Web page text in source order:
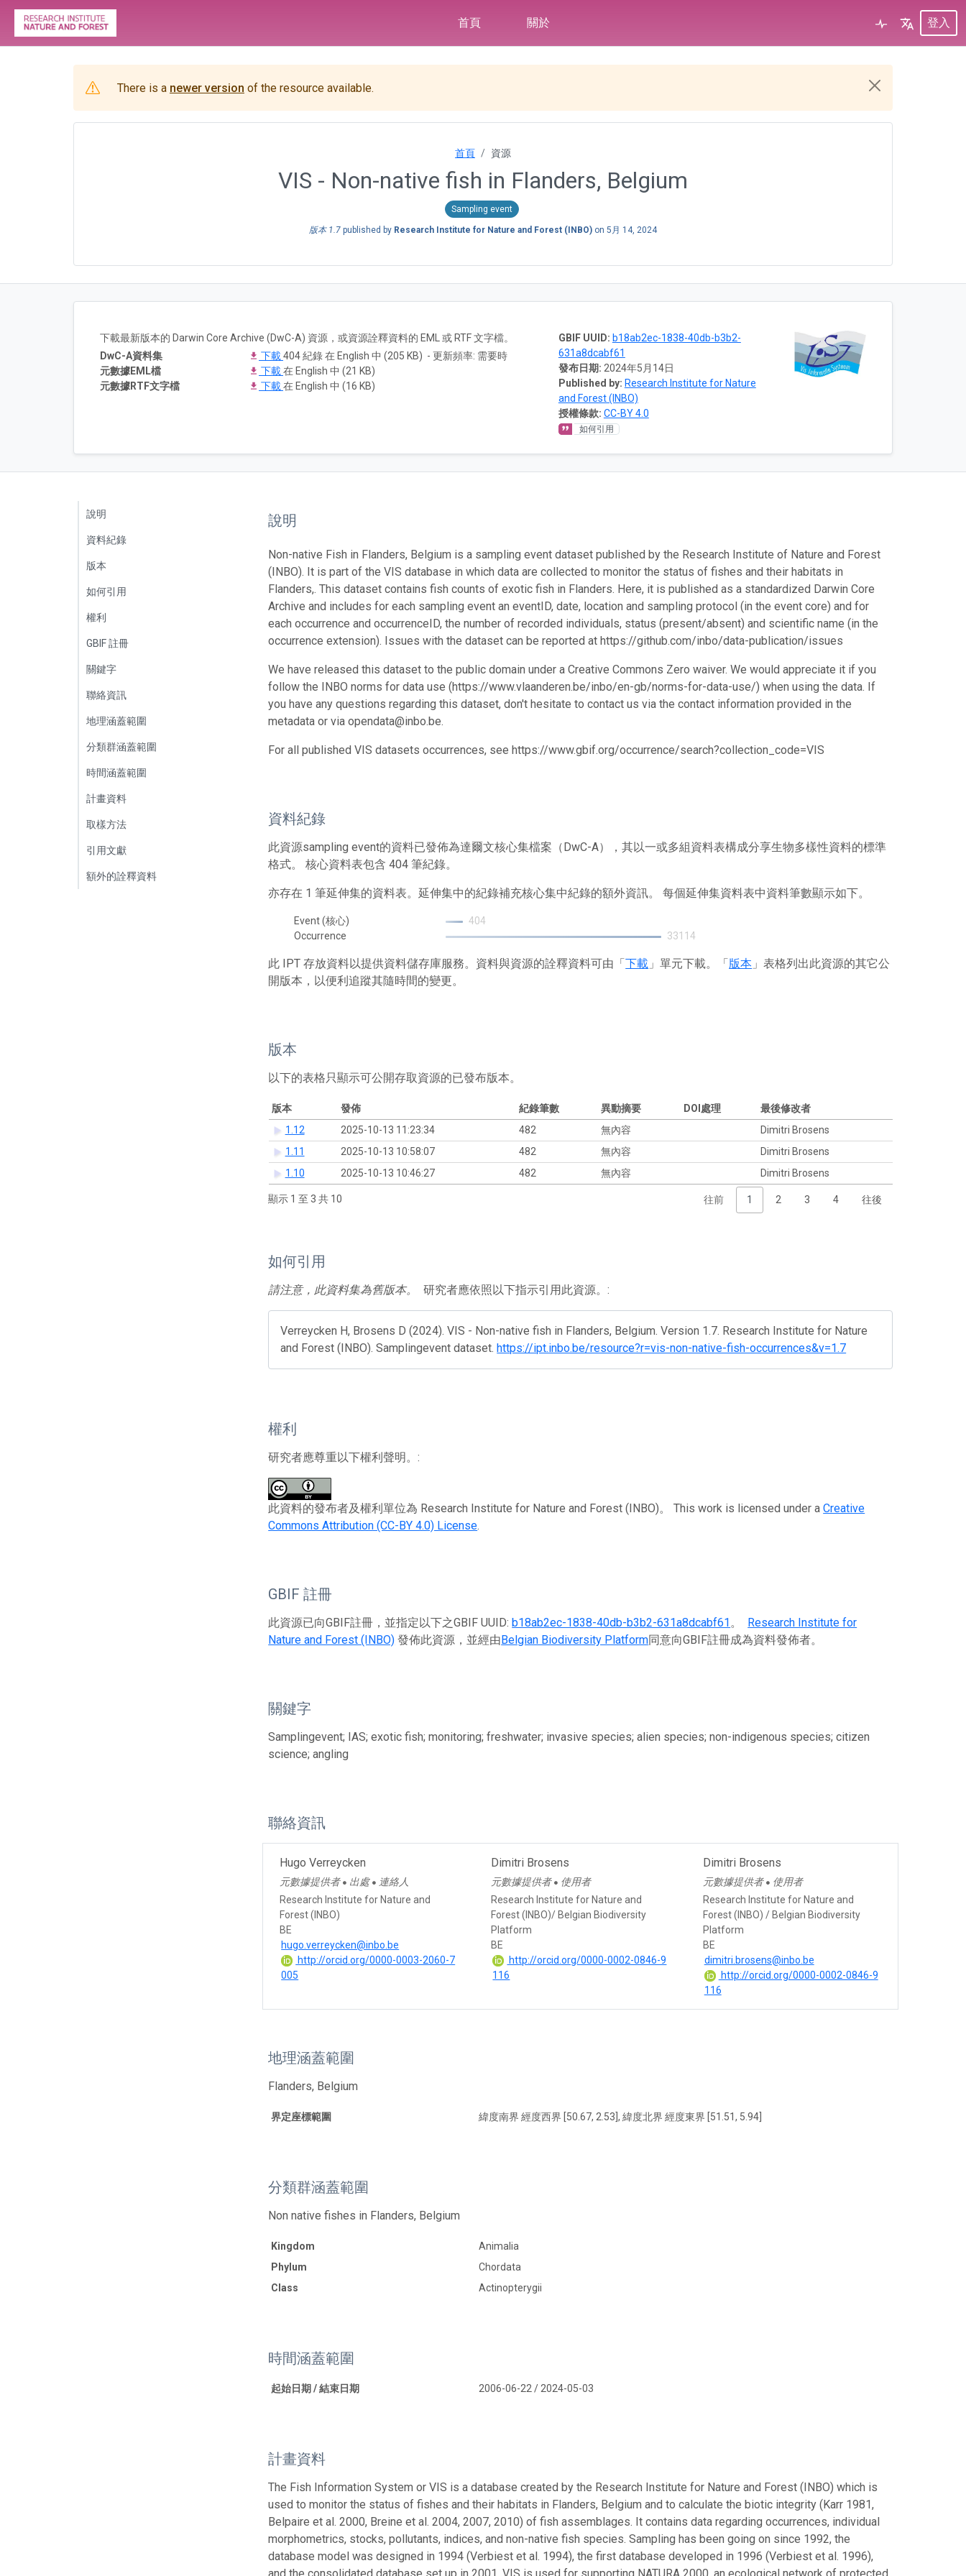
首頁 關於 登入
There is a newer version of the resource available.
首頁 資源
VIS - Non-native fish in Flanders, Belgium
Sampling event
版本 1.7 published by Research Institute for Nature and Forest (INBO) on 5月 14, 2024
GBIF UUID: b18ab2ec-1838-40db-b3b2-
631a8dcabf61
發布日期: 2024年5月14日
Published by: Research Institute for Nature
and Forest (INBO)
授權條款: CC-BY 4.0
如何引用
下載最新版本的 Darwin Core Archive (DwC-A) 資源，或資源詮釋資料的 EML 或 RTF 文字檔。
DwC-A資料集
下載404 紀錄 在 English 中 (205 KB) - 更新頻率: 需要時
元數據EML檔
下載在 English 中 (21 KB)
元數據RTF文字檔
下載在 English 中 (16 KB)
說明
資料紀錄
版本
如何引用
權利
GBIF 註冊
關鍵字
聯絡資訊
地理涵蓋範圍
分類群涵蓋範圍
時間涵蓋範圍
計畫資料
取樣方法
引用文獻
額外的詮釋資料
說明
Non-native Fish in Flanders, Belgium is a sampling event dataset published by the Research Institute of Nature and Forest
(INBO). It is part of the VIS database in which data are collected to monitor the status of fishes and their habitats in
Flanders,. This dataset contains fish counts of exotic fish in Flanders. Here, it is published as a standardized Darwin Core
Archive and includes for each sampling event an eventID, date, location and sampling protocol (in the event core) and for
each occurrence and occurrenceID, the number of recorded individuals, status (present/absent) and scientific name (in the
occurrence extension). Issues with the dataset can be reported at https://github.com/inbo/data-publication/issues
We have released this dataset to the public domain under a Creative Commons Zero waiver. We would appreciate it if you
follow the INBO norms for data use (https://www.vlaanderen.be/inbo/en-gb/norms-for-data-use/) when using the data. If
you have any questions regarding this dataset, don't hesitate to contact us via the contact information provided in the
metadata or via opendata@inbo.be.
For all published VIS datasets occurrences, see https://www.gbif.org/occurrence/search?collection_code=VIS
資料紀錄
此資源sampling event的資料已發佈為達爾文核心集檔案（DwC-A），其以一或多組資料表構成分享生物多樣性資料的標準
格式。 核心資料表包含 404 筆紀錄。
亦存在 1 筆延伸集的資料表。延伸集中的紀錄補充核心集中紀錄的額外資訊。 每個延伸集資料表中資料筆數顯示如下。
Event (核心)
404
Occurrence
33114
此 IPT 存放資料以提供資料儲存庫服務。資料與資源的詮釋資料可由「下載 」單元下載。「版本 」表格列出此資源的其它公
開版本，以便利追蹤其隨時間的變更。
版本
以下的表格只顯示可公開存取資源的已發布版本。
版本 發佈 紀錄筆數 異動摘要 DOI處理
最後修改者
1.12
2025-10-13 11:23:34 482 無內容
Dimitri Brosens
1.11
2025-10-13 10:58:07 482 無內容
Dimitri Brosens
1.10
2025-10-13 10:46:27 482 無內容 Dimitri Brosens
顯示 1 至 3 共 10 往前 1 2 3 4 往後
如何引用
請注意，此資料集為舊版本。 研究者應依照以下指示引用此資源。:
Verreycken H, Brosens D (2024). VIS - Non-native fish in Flanders, Belgium. Version 1.7. Research Institute for Nature
and Forest (INBO). Samplingevent dataset. https://ipt.inbo.be/resource?r=vis-non-native-fish-occurrences&v=1.7
權利
研究者應尊重以下權利聲明。:
此資料的發布者及權利單位為 Research Institute for Nature and Forest (INBO)。 This work is licensed under aCreative
Commons Attribution (CC-BY 4.0) License.
GBIF 註冊
此資源已向GBIF註冊，並指定以下之GBIF UUID: b18ab2ec-1838-40db-b3b2-631a8dcabf61 。
Research Institute for
Nature and Forest (INBO) 發佈此資源，並經由 Belgian Biodiversity Platform同意向GBIF註冊成為資料發佈者。
關鍵字
Samplingevent; IAS; exotic fish; monitoring; freshwater; invasive species; alien species; non-indigenous species; citizen
science; angling
聯絡資訊
Hugo Verreycken
元數據提供者 ● 出處 ● 連絡人
Research Institute for Nature and
Forest (INBO)
BE
hugo.verreycken@inbo.be
http://orcid.org/0000-0003-2060-7
005
Dimitri Brosens
元數據提供者 ● 使用者
Research Institute for Nature and
Forest (INBO)/ Belgian Biodiversity
Platform
BE
http://orcid.org/0000-0002-0846-9
116
Dimitri Brosens
元數據提供者 ● 使用者
Research Institute for Nature and
Forest (INBO) / Belgian Biodiversity
Platform
BE
dimitri.brosens@inbo.be
http://orcid.org/0000-0002-0846-9
116
地理涵蓋範圍
Flanders, Belgium
界定座標範圍 緯度南界 經度西界 [50.67, 2.53], 緯度北界 經度東界 [51.51, 5.94]
分類群涵蓋範圍
Non native fishes in Flanders, Belgium
Kingdom
Animalia
Phylum
Chordata
Class
Actinopterygii
時間涵蓋範圍
起始日期 / 結束日期 2006-06-22 / 2024-05-03
計畫資料
The Fish Information System or VIS is a database created by the Research Institute for Nature and Forest (INBO) which is
used to monitor the status of fishes and their habitats in Flanders, Belgium and to calculate the biotic integrity (Karr 1981,
Belpaire et al. 2000, Breine et al. 2004, 2007, 2010) of fish assemblages. It contains data regarding occurrences, individual
morphometrics, stocks, pollutants, indices, and non-native fish species. Sampling has been going on since 1992, the
database model was designed in 1994 (Verbiest et al. 1994), the first database developed in 1996 (Verbiest et al. 1996),